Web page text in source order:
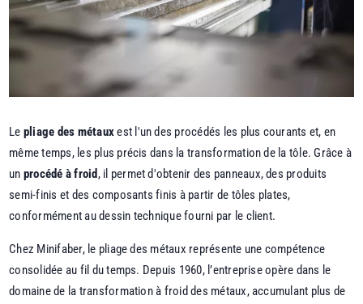
Le pliage des métauxest l'un des procédés les plus courants et, en
même temps, les plus précis dans la transformation de la tôle. Grâce à
un procédé à froid , il permet d'obtenir des panneaux, des produits
semi-finis et des composants finis à partir de tôles plates,
conformément au dessin technique fourni par le client.
Chez Minifaber, le pliage des métaux représente une compétence
consolidée au fil du temps. Depuis 1960, l’entreprise opère dans le
domaine de la transformation à froid des métaux, accumulant plus de